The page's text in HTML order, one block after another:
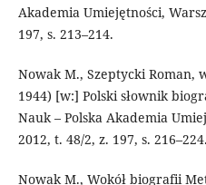
Akademia Umiejętności,
197, s. 213–214.
Nowak M., Szeptycki Roman,
1944) [w:] Polski słownik
Nauk – Polska Akademia
2012, t. 48/2, z. 197, s. 216–224.
Nowak M., Wokół biografii